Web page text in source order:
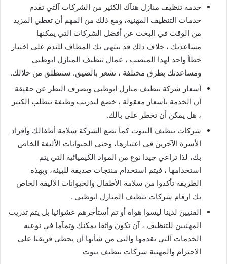
خدمة تنظيف منازل هنآك الكثير من الشركات آلتي تقدم
خدمات التنظيف المهنية، ومع ذلك من المهم أن تعطي المزيد
من الوقت في البحث عن أفضل الشركات التي يمكنها
مساعدتك ، خلاف ذلك قد ينتهي بك المطاف للندم على اختيار
خطأ واحد لهذا المنصب ، عمال تنظيف المنازل ابوظبي
ومساعدتك بطرق مختلفة ، تشعر بالضيق. ستنطلق من خلالك.
أسعار شركة تنظيف منازل ابوظبي وبصرف النظر عن حقيقة
أن الخدمة بأسعار معقولة ، خضع لتدريب وظيفة تتطلب الكثير
، هل يمكن أن تخطر على بالك.
شركات تنظيف البيوت كمآ تضع الشركة سلامة أطفالك وأفراد
الأسرة الآخرين في اعتبارها، وحتى الحيوانات الأليفة الخاص
بك، لذا تراعي جيدا نوع من المواد الكيميائية التي يتم
استخدامها ، فيتم استخدام منتجات صديقة للبيئة، وبهذه
الطريقة تأكدوا من سلامة الأطفال والحيوانات الأليفة الخاص
بك ارقام شركات تنظيف المنازل ابوظبي .
الفنيين لدينا ليسوا هواة أو تم أستأجرهم عشوائيا بل يتم تدريب
المهنيين للتنظيف ، آن تكون واثقا يمكنك وتمآما في نوعيه
الخدمات آلتي نقدمها والتي من شأنها آن يحظى فريقنا على
الاحترام والمهنية شركات تنظيف بيوت